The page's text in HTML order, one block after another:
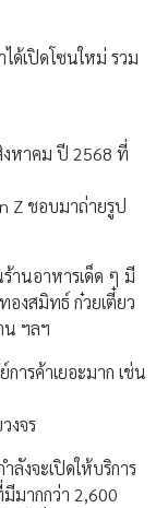
ด้เปิดโซนใหม่ รวม
งหาคม ปี 2568 ที่
Z ชอบมาถ่ายรูป
านอาหารเด็ด ๆ มี
องสมิทธ์ ก๋วยเตี๋ยว
น ฯลฯ
ารค้าเยอะมาก เช่น
งจร
ลังจะเปิดให้บริการ
มากกว่า 2,600